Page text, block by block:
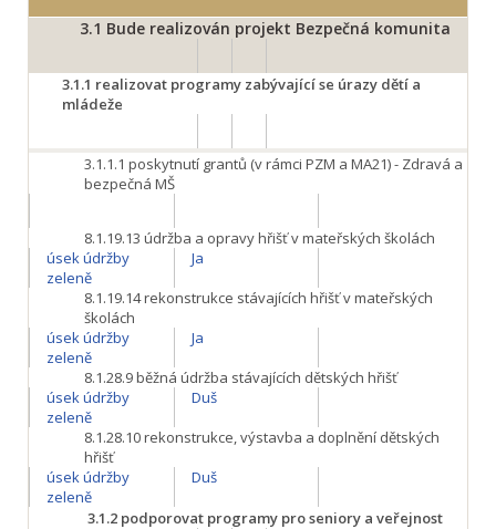
3.1 Bude realizován projekt Bezpečná komunita
3.1.1 realizovat programy zabývající se úrazy dětí a
mládeže
3.1.1.1 poskytnutí grantů (v rámci PZM a MA21) - Zdravá a
bezpečná MŠ
8.1.19.13 údržba a opravy hřišť v mateřských školách
úsek údržby
zeleně
Ja
8.1.19.14rekonstrukce stávajících hřišť v mateřských
školách
úsek údržby
zeleně
Ja
8.1.28.9běžná údržba stávajících dětských hřišť
úsek údržby
zeleně
Duš
8.1.28.10rekonstrukce, výstavba a doplnění dětských
hřišť
úsek údržby
zeleně
Duš
3.1.2podporovat programy pro seniory a veřejnost